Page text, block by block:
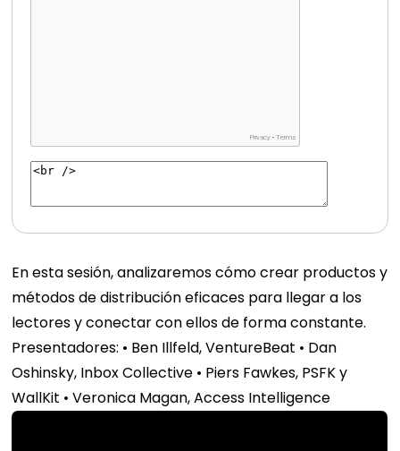
En esta sesión, analizaremos cómo crear productos y
métodos de distribución eficaces para llegar a los
lectores y conectar con ellos de forma constante.
Presentadores: • Ben Illfeld, VentureBeat • Dan
Oshinsky, Inbox Collective • Piers Fawkes, PSFK y
WallKit • Veronica Magan, Access Intelligence